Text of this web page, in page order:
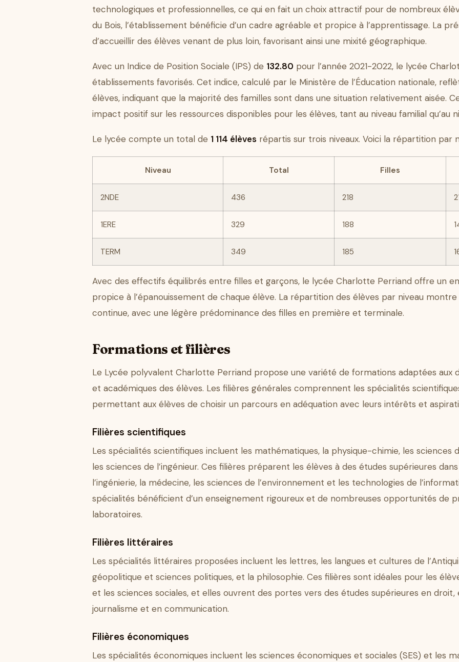
technologiques et professionnelles, ce qui en fait un choix attractif pour de nombreux
du Bois, l’établissement bénéficie d’un cadre agréable et propice à l’apprentissage. La
d’accueillir des élèves venant de plus loin, favorisant ainsi une mixité géographique.
Avec un Indice de Position Sociale (IPS) de 132.80 pour l’année 2021-2022, le lycée
établissements favorisés. Cet indice, calculé par le Ministère de l’Éducation nationale,
élèves, indiquant que la majorité des familles sont dans une situation relativement aisée.
impact positif sur les ressources disponibles pour les élèves, tant au niveau familial qu’au
Le lycée compte un total de 1 114 élèves répartis sur trois niveaux. Voici la répartition par
Niveau Total Filles
2NDE 436 218
1ERE 329 188
TERM 349 185
Avec des effectifs équilibrés entre filles et garçons, le lycée Charlotte Perriand offre un
propice à l’épanouissement de chaque élève. La répartition des élèves par niveau
continue, avec une légère prédominance des filles en première et terminale.
Formations et filières
Le Lycée polyvalent Charlotte Perriand propose une variété de formations adaptées aux
et académiques des élèves. Les filières générales comprennent les spécialités
permettant aux élèves de choisir un parcours en adéquation avec leurs intérêts et
Filières scientifiques
Les spécialités scientifiques incluent les mathématiques, la physique-chimie, les sciences
les sciences de l’ingénieur. Ces filières préparent les élèves à des études supérieures
l’ingénierie, la médecine, les sciences de l’environnement et les technologies de
spécialités bénéficient d’un enseignement rigoureux et de nombreuses opportunités de
laboratoires.
Filières littéraires
Les spécialités littéraires proposées incluent les lettres, les langues et cultures de
géopolitique et sciences politiques, et la philosophie. Ces filières sont idéales pour les
et les sciences sociales, et elles ouvrent des portes vers des études supérieures en droit,
journalisme et en communication.
Filières économiques
Les spécialités économiques incluent les sciences économiques et sociales (SES) et les